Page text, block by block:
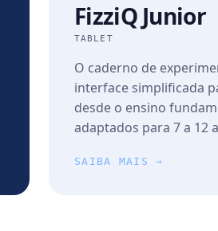
FizziQ Junior
TABLET
O caderno de
interface simplificada
desde o ensino
adaptados para 7 a 12
SAIBA MAIS →